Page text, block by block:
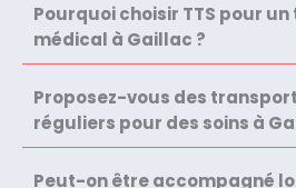
Pourquoi choisir TTS pour
médical à Gaillac ?
Proposez-vous des
réguliers pour des soins à
Peut-on être accompagné